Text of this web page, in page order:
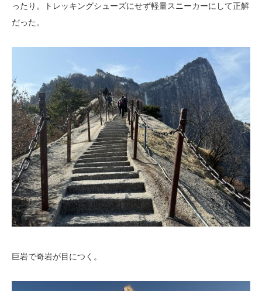
ったり。トレッキングシューズにせず軽量スニーカーにして正解
だった。
巨岩で奇岩が目につく。